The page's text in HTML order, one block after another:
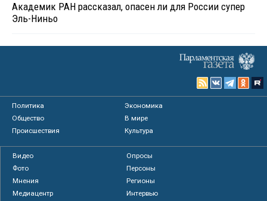
Академик РАН рассказал, опасен ли для России супер
Эль-Ниньо
Политика
Экономика
Общество
В мире
Происшествия
Культура
Видео
Опросы
Фото
Персоны
Мнения
Регионы
Медиацентр
Интервью